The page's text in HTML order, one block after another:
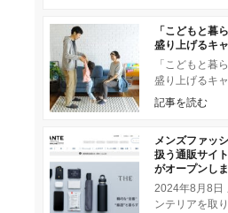
「こどもと暮
盛り上げるキ
「こどもと暮
盛り上げるキ
Instagramで「
ッシュタグで
記事を読む
メンズファッ
扱う通販サイ
がオープンしま
2024年8月8日
ンテリアを取